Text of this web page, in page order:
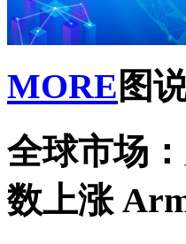
MORE 图
全球市场
数上涨